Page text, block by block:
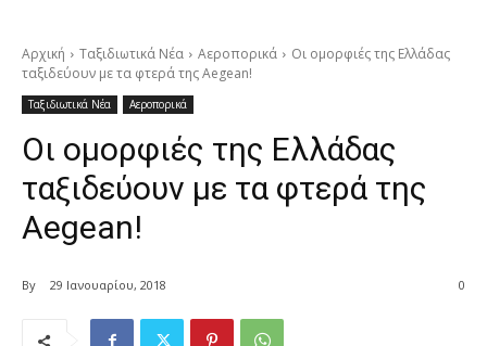
Αρχική Ταξιδιωτικά Νέα Αεροπορικά
Οι ομορφιές της Ελλάδας
ταξιδεύουν με τα φτερά της Aegean!
Ταξιδιωτικά Νέα Αεροπορικά
Οι ομορφιές της Ελλάδας
ταξιδεύουν με τα φτερά της
Aegean!
By 29 Ιανουαρίου, 2018 0